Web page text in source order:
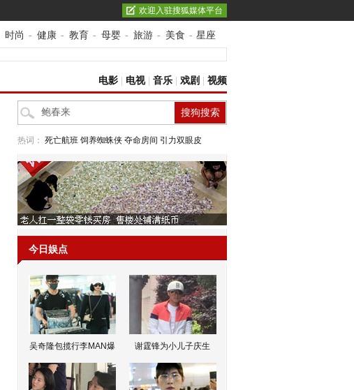
欢迎入驻搜狐媒体平台
时尚 - 健康 - 教育 - 母婴 - 旅游 - 美食 - 星座
电影 电视| 音乐 戏剧 视频
热词： 死亡航班 饲养蜘蛛侠 夺命房间 引力双眼皮
今日娱点
吴奇隆包揽行李MAN爆 谢霆锋为小儿子庆生